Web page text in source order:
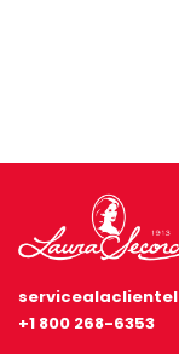
+1 800 268-6353